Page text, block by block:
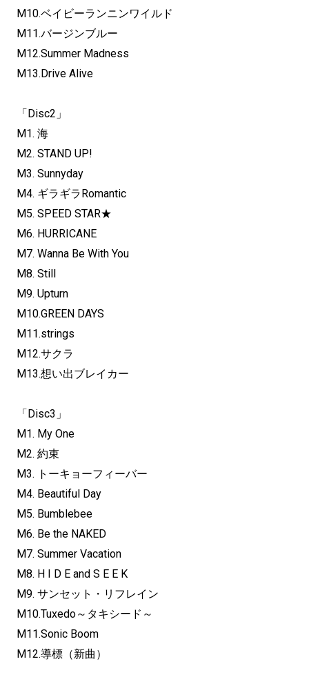
M10.ベイビーランニンワイルド
M11.バージンブルー
M12.Summer Madness
M13.Drive Alive
「Disc2」
M1. 海
M2. STAND UP!
M3. Sunnyday
M4. ギラギラRomantic
M5. SPEED STAR★
M6. HURRICANE
M7. Wanna Be With You
M8. Still
M9. Upturn
M10.GREEN DAYS
M11.strings
M12.サクラ
M13.想い出ブレイカー
「Disc3」
M1. My One
M2. 約束
M3. トーキョーフィーバー
M4. Beautiful Day
M5. Bumblebee
M6. Be the NAKED
M7. Summer Vacation
M8. H I D E and S E E K
M9. サンセット・リフレイン
M10.Tuxedo～タキシード～
M11.Sonic Boom
M12.導標（新曲）